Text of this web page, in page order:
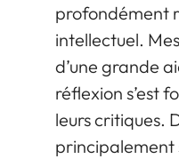
profondément
intellectuel.
d’une grande
réflexion s’est
leurs critiques.
principalement